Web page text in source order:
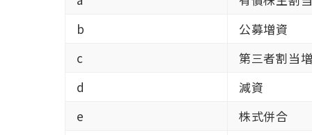
b
公募増資
c
第三者割当
d
減資
e
株式併合